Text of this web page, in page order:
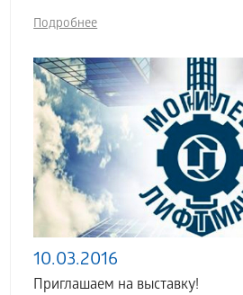
Подробнее
10.03.2016
Приглашаем на выставку!